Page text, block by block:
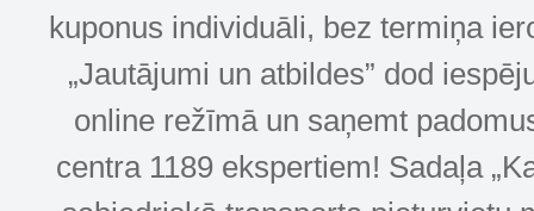
kuponus individuāli, bez termiņa
„Jautājumi un atbildes” dod
online režīmā un saņemt
centra 1189 ekspertiem! Sadaļa